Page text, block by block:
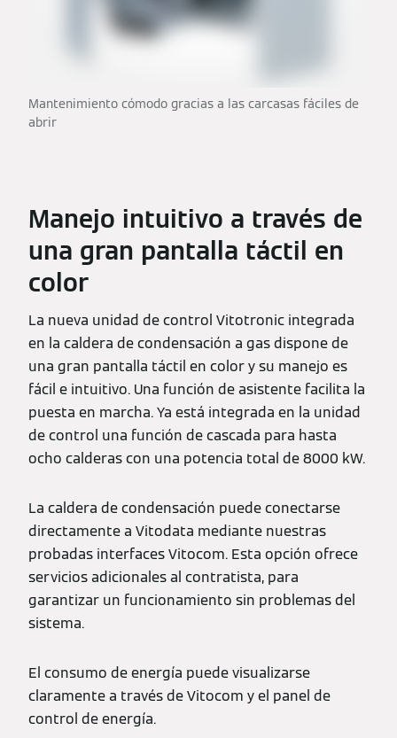
Mantenimiento cómodo gracias a las carcasas fáciles de
abrir
Manejo intuitivo a través de
una gran pantalla táctil en
color
La nueva unidad de control Vitotronic integrada
en la caldera de condensación a gas dispone de
una gran pantalla táctil en color y su manejo es
fácil e intuitivo. Una función de asistente facilita la
puesta en marcha. Ya está integrada en la unidad
de control una función de cascada para hasta
ocho calderas con una potencia total de 8000 kW.
La caldera de condensación puede conectarse
directamente a Vitodata mediante nuestras
probadas interfaces Vitocom. Esta opción ofrece
servicios adicionales al contratista, para
garantizar un funcionamiento sin problemas del
sistema.
El consumo de energía puede visualizarse
claramente a través de Vitocom y el panel de
control de energía.